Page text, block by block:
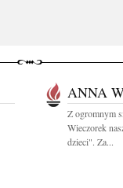
ANNA
Z ogromnym
Wieczorek
dzieci". Za...